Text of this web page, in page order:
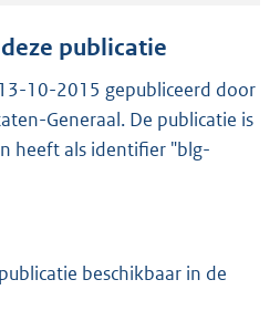
t
e
:
2
publicatie
10-2015 gepubliceerd door
Generaal. De publicatie is
heeft als identifier "blg-
beschikbaar in de